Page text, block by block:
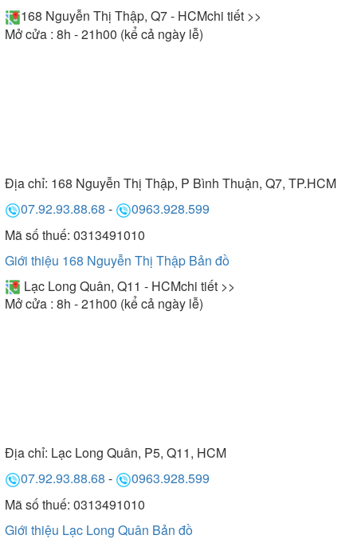
168 Nguyễn Thị Thập, Q7 - HCMchi tiết >>
Mở cửa : 8h - 21h00 (kể cả ngày lễ)
Địa chỉ: 168 Nguyễn Thị Thập, P Bình Thuận, Q7, TP.HCM
07.92.93.88.68 -
0963.928.599
Mã số thuế: 0313491010
Giới thiệu 168 Nguyễn Thị Thập Bản đồ
Lạc Long Quân, Q11 - HCMchi tiết >>
Mở cửa : 8h - 21h00 (kể cả ngày lễ)
Địa chỉ: Lạc Long Quân, P5, Q11, HCM
07.92.93.88.68 -
0963.928.599
Mã số thuế: 0313491010
Giới thiệu Lạc Long Quân Bản đồ